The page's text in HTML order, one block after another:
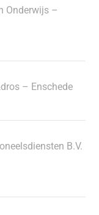
Onderwijs –
– Enschede
B.V.